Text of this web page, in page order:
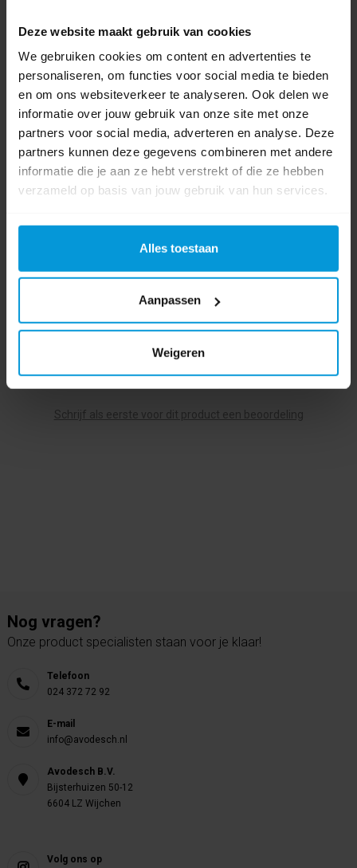
Deze website maakt gebruik van cookies
We gebruiken cookies om content en advertenties te
personaliseren, om functies voor social media te bieden
en om ons websiteverkeer te analyseren. Ook delen we
informatie over jouw gebruik van onze site met onze
partners voor social media, adverteren en analyse. Deze
partners kunnen deze gegevens combineren met andere
informatie die je aan ze hebt verstrekt of die ze hebben
verzameld op basis van jouw gebruik van hun services.
Alles toestaan
Aanpassen
Weigeren
Artikelnummer A02073
750 ml
Luchtverfrisser Spray
Product labels
Veiligheidsinformatieblad
0 beoordeling(en)
Schrijf als eerste voor dit product een beoordeling
Nog vragen?
Onze product specialisten staan voor je klaar!
Telefoon
024 372 72 92
E-mail
info@avodesch.nl
Avodesch B.V.
Bijsterhuizen 50-12
6604 LZ Wijchen
Volg ons op